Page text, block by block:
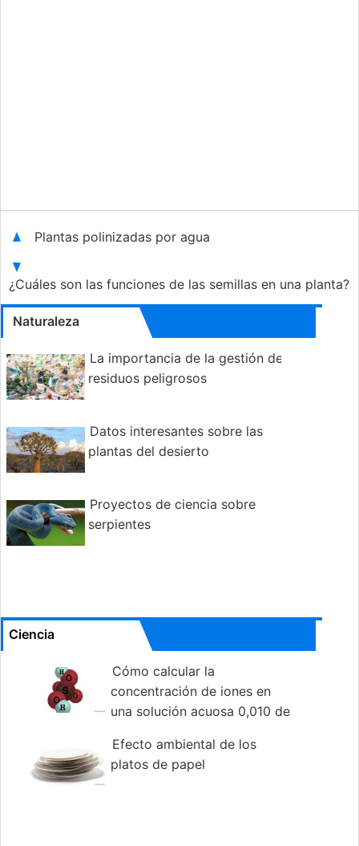
Plantas polinizadas por agua
¿Cuáles son las funciones de las semillas en una planta?
Naturaleza
La importancia de la gestión de
residuos peligrosos
Datos interesantes sobre las
plantas del desierto
Proyectos de ciencia sobre
serpientes
Ciencia
Cómo calcular la
concentración de iones en
una solución acuosa 0,010 de
Efecto ambiental de los
platos de papel